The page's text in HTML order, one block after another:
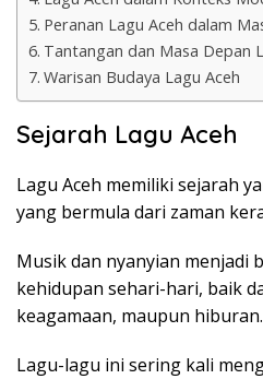
Peranan Lagu Aceh dalam
Tantangan dan Masa Depan
Warisan Budaya Lagu Aceh
Sejarah Lagu Aceh
Lagu Aceh memiliki sejarah
yang bermula dari zaman
Musik dan nyanyian menjadi
kehidupan sehari-hari, baik
keagamaan, maupun hiburan.
Lagu-lagu ini sering kali